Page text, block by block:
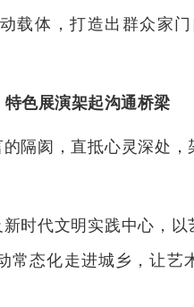
载体，打造出群众家
色展演架起沟通桥梁
隔阂，直抵心灵深处
时代文明实践中心，
常态化走进城乡，让艺